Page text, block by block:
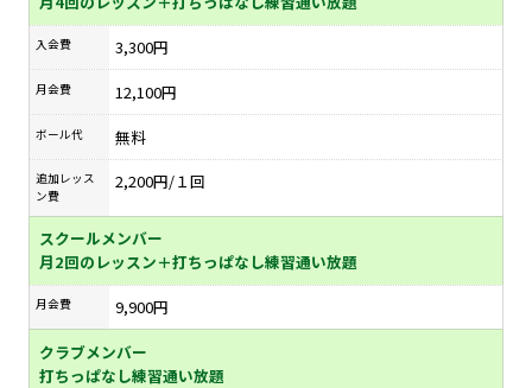
入会費 3,300円
月会費 12,100円
ボール代 無料
追加レッス
ン費
2,200円/１回
スクールメンバー
月2回のレッスン＋打ちっぱなし練習通い放題
月会費
9,900円
クラブメンバー
打ちっぱなし練習通い放題